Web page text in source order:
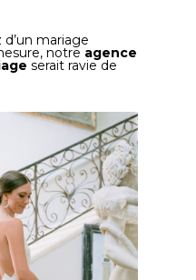
d’un mariage
notre agence
serait ravie de